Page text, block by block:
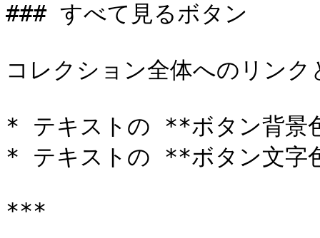
### すべて見るボタン
コレクション全体へのリン
* テキストの **ボタン背景
* テキストの **ボタン文字
***